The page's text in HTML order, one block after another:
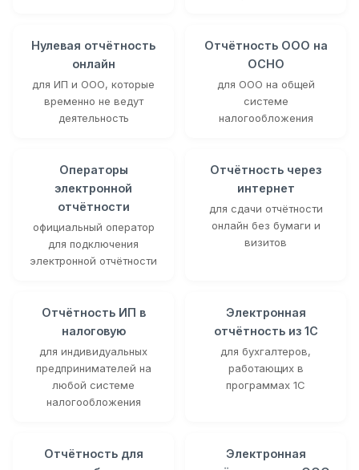
Нулевая отчётность
онлайн
для ИП и ООО, которые
временно не ведут
деятельность
Отчётность ООО на
ОСНО
для ООО на общей
системе
налогообложения
Операторы
электронной
отчётности
официальный оператор
для подключения
электронной отчётности
Отчётность через
интернет
для сдачи отчётности
онлайн без бумаги и
визитов
Отчётность ИП в
налоговую
для индивидуальных
предпринимателей на
любой системе
налогообложения
Электронная
отчётность из 1С
для бухгалтеров,
работающих в
программах 1С
Отчётность для
Электронная